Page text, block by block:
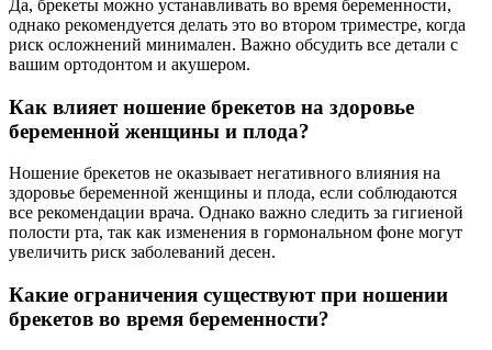
Да, брекеты можно устанавливать во время беременности,
однако рекомендуется делать это во втором триместре, когда
риск осложнений минимален. Важно обсудить все детали с
вашим ортодонтом и акушером.
Как влияет ношение брекетов на здоровье
беременной женщины и плода?
Ношение брекетов не оказывает негативного влияния на
здоровье беременной женщины и плода, если соблюдаются
все рекомендации врача. Однако важно следить за гигиеной
полости рта, так как изменения в гормональном фоне могут
увеличить риск заболеваний десен.
Какие ограничения существуют при ношении
брекетов во время беременности?